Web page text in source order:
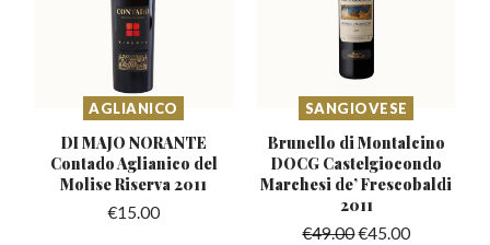
AGLIANICO
DI MAJO NORANTE
Contado Aglianico del
Molise Riserva 2011
€15.00
SANGIOVESE
Brunello di Montalcino
DOCG Castelgiocondo
Marchesi de’ Frescobaldi
2011
€49.00€45.00